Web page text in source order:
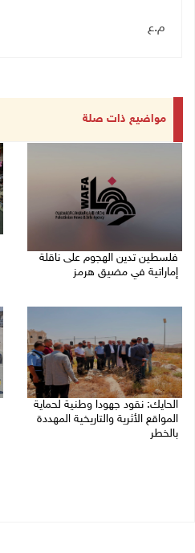
م.ع
مواضيع ذات صلة
فلسطين تدين الهجوم على ناقلة
إماراتية في مضيق هرمز
الحايك: نقود جهودا وطنية لحماية
المواقع الأثرية والتاريخية المهددة
بالخطر